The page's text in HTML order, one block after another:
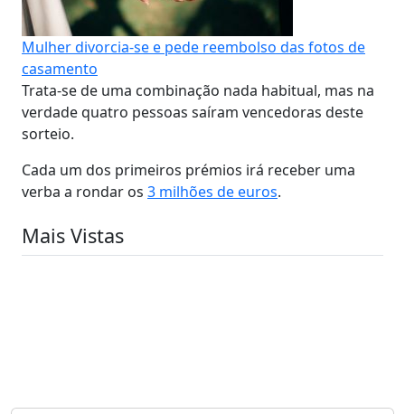
Mulher divorcia-se e pede reembolso das fotos de
casamento
Trata-se de uma combinação nada habitual, mas na
verdade quatro pessoas saíram vencedoras deste
sorteio.
Cada um dos primeiros prémios irá receber uma
verba a rondar os 3 milhões de euros.
Mais Vistas